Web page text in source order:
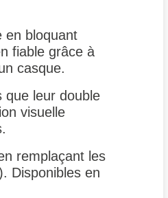
en bloquant
fiable grâce à
casque.
que leur double
visuelle
remplaçant les
Disponibles en